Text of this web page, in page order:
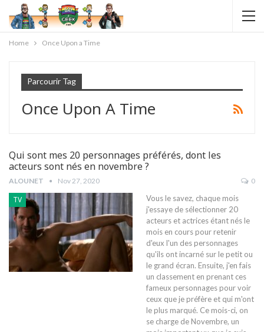
Home Once Upon a Time
Parcourir Tag
Once Upon A Time
Qui sont mes 20 personnages préférés, dont les
acteurs sont nés en novembre ?
ALOUNET Nov 27, 2020 0
TV
Vous le savez, chaque mois
j'essaye de sélectionner 20
acteurs et actrices étant nés le
mois en cours pour retenir
d'eux l'un des personnages
qu'ils ont incarné sur le petit ou
le grand écran. Ensuite, j'en fais
un classement en prenant ces
fameux personnages pour voir
ceux que je préfère et qui m'ont
le plus marqué. Ce mois-ci, on
se charge de Novembre, un